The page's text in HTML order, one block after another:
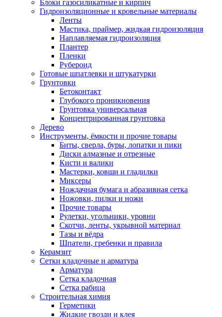
Блоки газосиликатные и кирпич
Гидроизоляционные и кровельные материалы
Ленты
Мастика, праймер, жидкая гидроизоляция
Наплавляемая гидроизоляция
Плантер
Пленки
Рубероид
Готовые шпатлевки и штукатурки
Грунтовки
Бетоконтакт
Глубокого проникновения
Грунтовка универсальная
Концентрированная грунтовка
Дерево
Инструменты, ёмкости и прочие товары
Биты, сверла, буры, лопатки и пики
Диски алмазные и отрезные
Кисти и валики
Мастерки, ковши и гладилки
Миксеры
Нождачная бумага и абразивная сетка
Ножовки, пилки и ножи
Прочие товары
Рулетки, угольники, уровни
Скотчи, ленты, укрывной материал
Тазы и вёдра
Шпатели, гребенки и правила
Керамзит
Сетки кладочные и арматура
Арматура
Сетка кладочная
Сетка рабица
Строительная химия
Герметики
Жидкие гвозди и клея